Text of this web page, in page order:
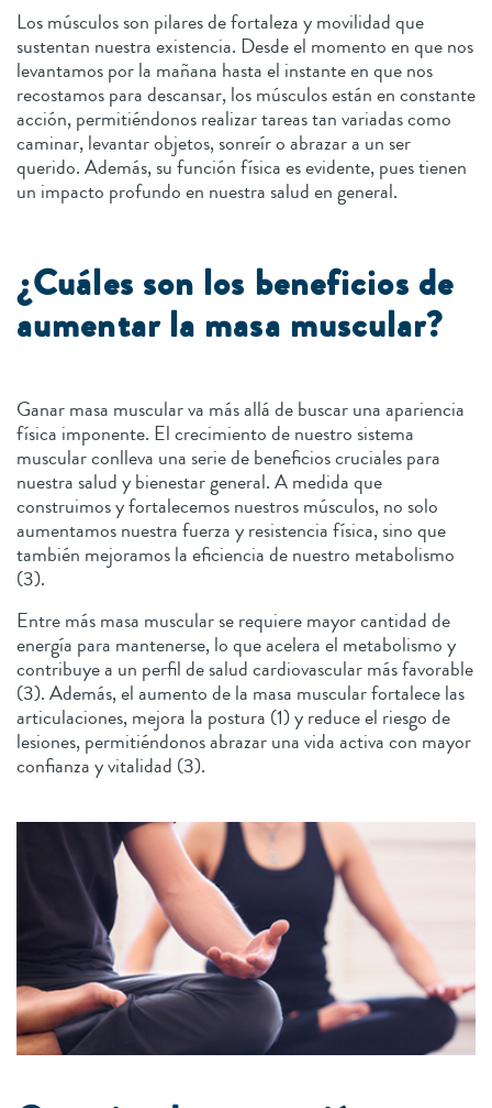
Los músculos son pilares de fortaleza y movilidad que
sustentan nuestra existencia. Desde el momento en que nos
levantamos por la mañana hasta el instante en que nos
recostamos para descansar, los músculos están en constante
acción, permitiéndonos realizar tareas tan variadas como
caminar, levantar objetos, sonreír o abrazar a un ser
querido. Además, su función física es evidente, pues tienen
un impacto profundo en nuestra salud en general.
¿Cuáles son los beneficios de
aumentar la masa muscular?
Ganar masa muscular va más allá de buscar una apariencia
física imponente. El crecimiento de nuestro sistema
muscular conlleva una serie de beneficios cruciales para
nuestra salud y bienestar general. A medida que
construimos y fortalecemos nuestros músculos, no solo
aumentamos nuestra fuerza y resistencia física, sino que
también mejoramos la eficiencia de nuestro metabolismo
(3).
Entre más masa muscular se requiere mayor cantidad de
energía para mantenerse, lo que acelera el metabolismo y
contribuye a un perfil de salud cardiovascular más favorable
(3). Además, el aumento de la masa muscular fortalece las
articulaciones, mejora la postura (1) y reduce el riesgo de
lesiones, permitiéndonos abrazar una vida activa con mayor
confianza y vitalidad (3).